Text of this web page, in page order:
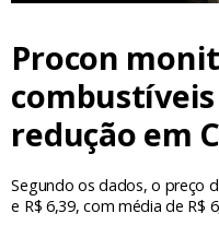
Procon
redução em
Segundo os dados, o preço
e R$ 6,39, com média de R$